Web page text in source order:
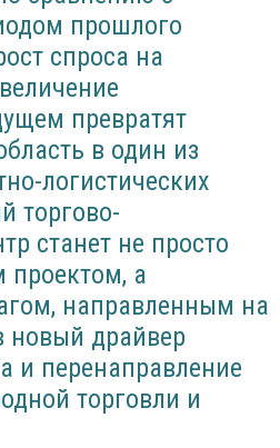
прошлого
спроса на
превратят
в один из
логистических
торгово-
станет не просто
проектом, а
направленным на
новый драйвер
и перенаправление
торговли и